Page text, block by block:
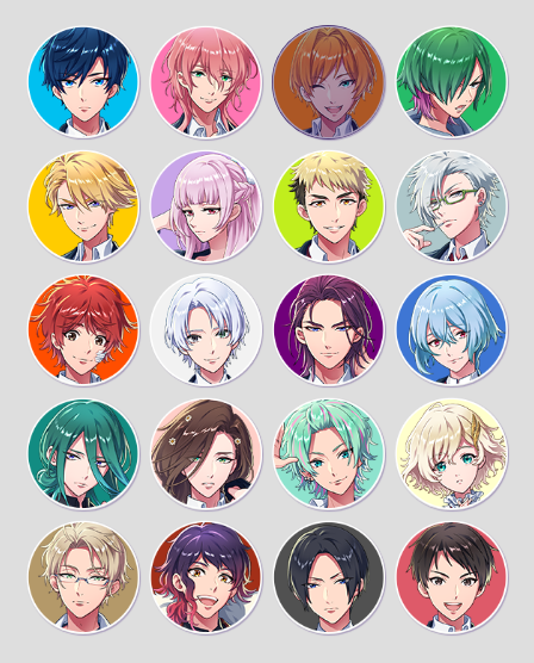
な、なんとみだりがましい！不純異性交遊だ！
はは、もちろん、合意の上だよ？
合意してくれる相手がいません！
テレビを壊す
オレもゲームできなくなっちゃうんで勘弁して
ください
（ゆうま）いっしょにげーむする
話聞いてた！？オレは寝たいの！あとゆまぴは
いい加減、文字変換覚えよう！？